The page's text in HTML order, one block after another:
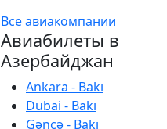
Все авиакомпании
Авиабилеты в
Азербайджан
Ankara - Bakı
Dubai - Bakı
Gəncə - Bakı